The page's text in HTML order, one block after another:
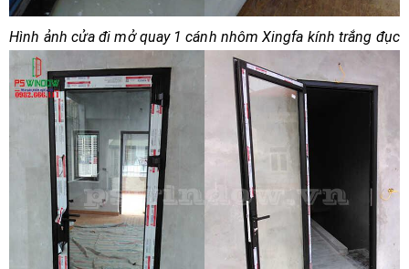
Hình ảnh cửa đi mở quay 1 cánh nhôm Xingfa kính trắng đục